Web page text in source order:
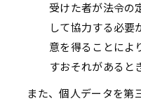
受けた者が法令の
して協力する必要
意を得ることによ
すおそれがあると
また、個人データを第